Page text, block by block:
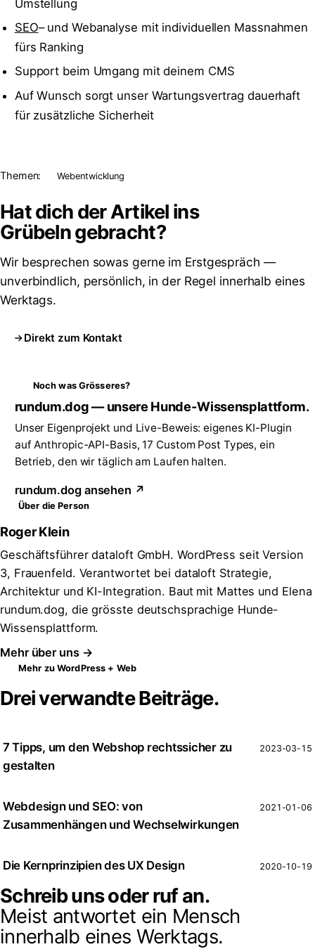
Umstellung
SEO– und Webanalyse mit individuellen Massnahmen
fürs Ranking
Support beim Umgang mit deinem CMS
Auf Wunsch sorgt unser Wartungsvertrag dauerhaft
für zusätzliche Sicherheit
Themen: Webentwicklung
Hat dich der Artikel ins
Grübelngebracht?
Wir besprechen sowas gerne im Erstgespräch —
unverbindlich, persönlich, in der Regel innerhalb eines
Werktags.
Direkt zum Kontakt
Noch was Grösseres?
rundum.dog — unsere Hunde-Wissensplattform.
Unser Eigenprojekt und Live-Beweis: eigenes KI-Plugin
auf Anthropic-API-Basis, 17 Custom Post Types, ein
Betrieb, den wir täglich am Laufen halten.
rundum.dog ansehen ↗
Über die Person
Roger Klein
Geschäftsführer dataloft GmbH. WordPress seit Version
3, Frauenfeld. Verantwortet bei dataloft Strategie,
Architektur und KI-Integration. Baut mit Mattes und Elena
rundum.dog, die grösste deutschsprachige Hunde-
Wissensplattform.
Mehr über uns →
Mehr zu WordPress + Web
Drei verwandte Beiträge.
7 Tipps, um den Webshop rechtssicher zu
gestalten
2023-03-15
Webdesign und SEO: von
Zusammenhängen und Wechselwirkungen
2021-01-06
Die Kernprinzipien des UX Design 2020-10-19
Schreib uns oder ruf an.
Meist antwortet ein Mensch
innerhalb eines Werktags.